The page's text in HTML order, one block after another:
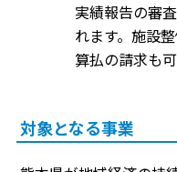
実績報告の審
れます。施設
算払の請求も可
対象となる事業